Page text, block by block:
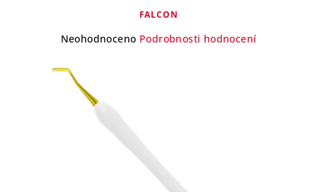
FALCON
Průměrné
produktu
hvězdiček.
Neohodnoceno Podrobnosti hodnocení